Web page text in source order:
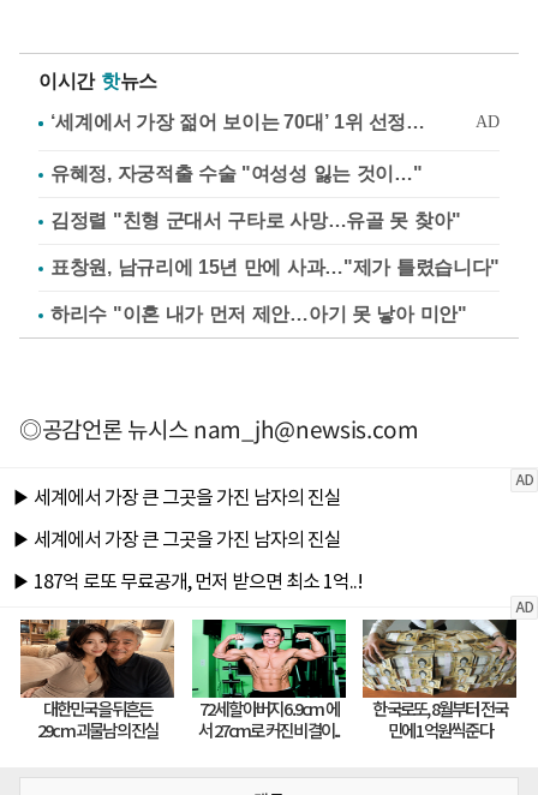
이시간 핫뉴스
유혜정, 자궁적출 수술 "여성성 잃는 것이…"
김정렬 "친형 군대서 구타로 사망…유골 못 찾아"
표창원, 남규리에 15년 만에 사과…"제가 틀렸습니다"
하리수 "이혼 내가 먼저 제안…아기 못 낳아 미안"
◎공감언론 뉴시스nam_jh@newsis.com